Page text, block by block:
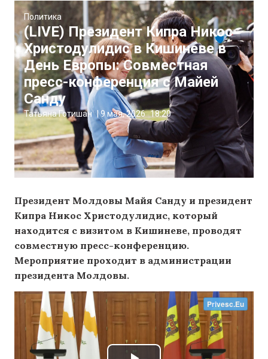
Политика
(LIVE) Президент Кипра Никос
Христодулидис в Кишиневе в
День Европы: Совместная
пресс-конференция с Майей
Санду
Татьяна Готишан |9 мая, 2026 18:20
Президент Молдовы Майя Санду и президент
Кипра Никос Христодулидис, который
находится с визитом в Кишиневе, проводят
совместную пресс-конференцию.
Мероприятие проходит в администрации
президента Молдовы.